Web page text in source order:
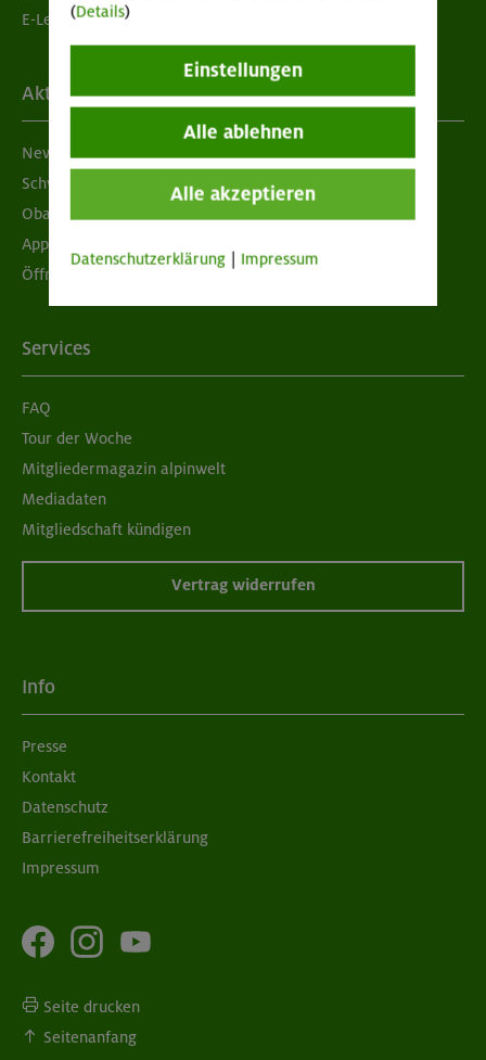
E-Learning
Aktuelles
Newsletter
Schwarzes Brett
Obacht geben!
App "Mein DAV+"
Öffnungszeiten
Services
FAQ
Tour der Woche
Mitgliedermagazin alpinwelt
Mediadaten
Mitgliedschaft kündigen
Vertrag widerrufen
Info
Presse
Kontakt
Datenschutz
Barrierefreiheitserklärung
Impressum
Seite drucken
Seitenanfang
(Details)
Einstellungen
Alle ablehnen
Alle akzeptieren
Datenschutzerklärung Impressum